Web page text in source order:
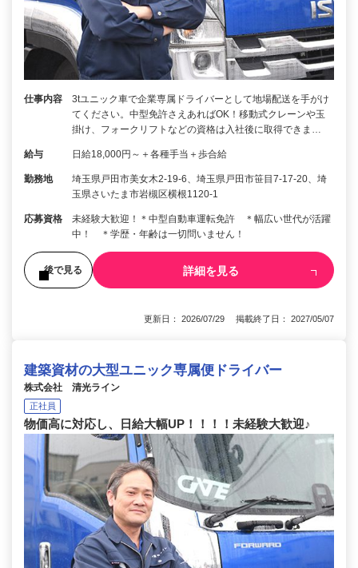
仕事内容
3tユニック車で企業専属ドライバーとして地場配送を手がけ
てください。中型免許さえあればOK！移動式クレーンや玉
掛け、フォークリフトなどの資格は入社後に取得できま…
給与 日給18,000円～＋各種手当＋歩合給
勤務地
埼玉県戸田市美女木2-19-6、埼玉県戸田市笹目7-17-20、埼
玉県さいたま市岩槻区横根1120-1
応募資格
未経験大歓迎！＊中型自動車運転免許 ＊幅広い世代が活躍
中！ ＊学歴・年齢は一切問いません！
後で見る 詳細を見る
更新日： 2026/07/29 掲載終了日： 2027/05/07
建築資材の大型ユニック専属便ドライバー
株式会社 清光ライン
正社員
物価高に対応し、日給大幅UP！！！！未経験大歓迎♪